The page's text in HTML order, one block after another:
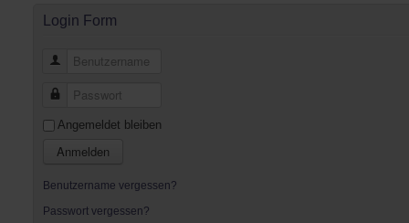
Login Form
Angemeldet bleiben
Anmelden
Benutzername vergessen?
Passwort vergessen?